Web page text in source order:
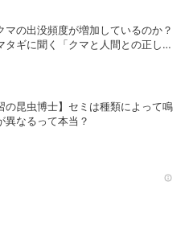
マの出没頻度が増加しているのか？
タギに聞く「クマと人間との正しい
の昆虫博士】セミは種類によって鳴
異なるって本当？